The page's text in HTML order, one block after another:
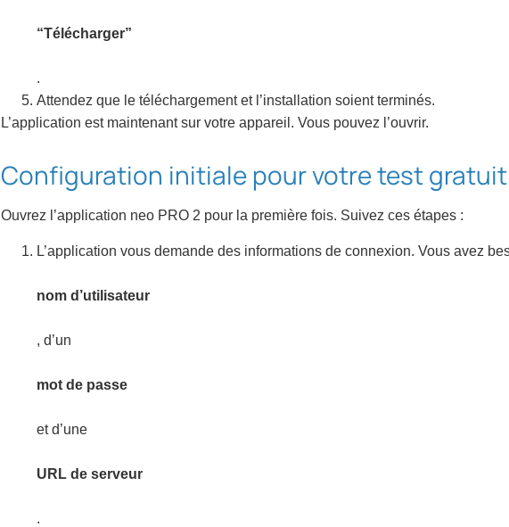
“Télécharger”
.
Attendez que le téléchargement et l’installation soient terminés.
L’application est maintenant sur votre appareil. Vous pouvez l’ouvrir.
Configuration initiale pour votre test gratuit
Ouvrez l’application neo PRO 2 pour la première fois. Suivez ces étapes :
L’application vous demande des informations de connexion. Vous avez
nom d’utilisateur
, d’un
mot de passe
et d’une
URL de serveur
.